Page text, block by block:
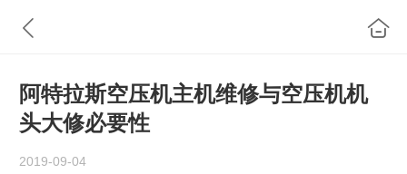
阿特拉斯空压机主机维修与空压机机
头大修必要性
2019-09-04